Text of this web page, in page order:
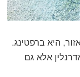
היא ברפטינג.
אלא גם